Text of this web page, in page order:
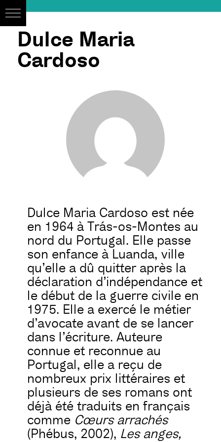
Dulce Maria
Cardoso
Dulce Maria Cardoso est née
en 1964 à Trás-os-Montes au
nord du Portugal. Elle passe
son enfance à Luanda, ville
qu’elle a dû quitter après la
déclaration d’indépendance et
le début de la guerre civile en
1975. Elle a exercé le métier
d’avocate avant de se lancer
dans l’écriture. Auteure
connue et reconnue au
Portugal, elle a reçu de
nombreux prix littéraires et
plusieurs de ses romans ont
déjà été traduits en français
comme Cœurs arrachés
(Phébus, 2002), Les anges,